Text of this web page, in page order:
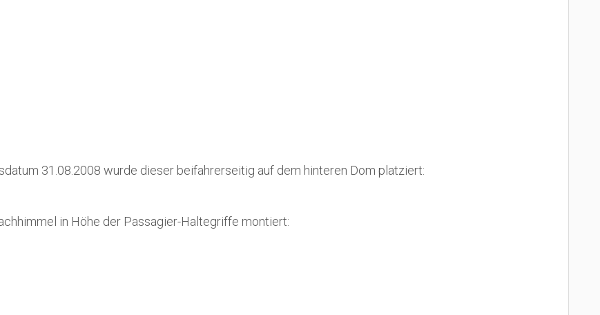
31.08.2008 wurde dieser beifahrerseitig auf dem hinteren Dom platziert:
in Höhe der Passagier-Haltegriffe montiert: